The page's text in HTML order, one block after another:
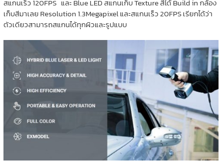
สแกนเร็ว 120FPS และ Blue LED สแกนเก็บ Texture สีได้ Build in กล้อง
เก็บสีมาเลย Resolution 1.3Megapixel และสแกนเร็ว 20FPS เรียกได้ว่า
ตัวเดียวสามารถสแกนได้ทุกผิวและรูปแบบ